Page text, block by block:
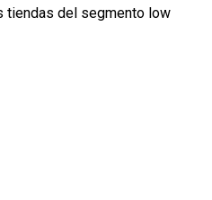
tiendas del segmento low